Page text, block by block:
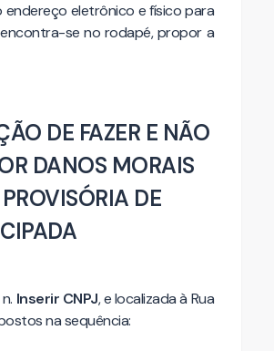
eletrônico e físico para
se no rodapé, propor a
DE FAZER E NÃO
DANOS MORAIS
DE
Inserir CNPJ, e localizada à Rua
na sequência: